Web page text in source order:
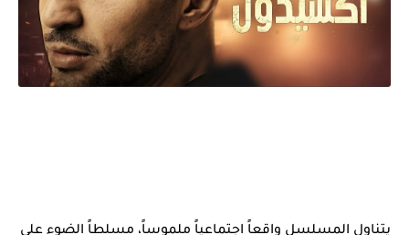
يتناول المسلسل واقعاً اجتماعياً ملموساً، مسلطاً الضوء على